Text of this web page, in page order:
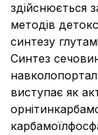
здійснюється
методів
синтезу
Синтез
виступає як